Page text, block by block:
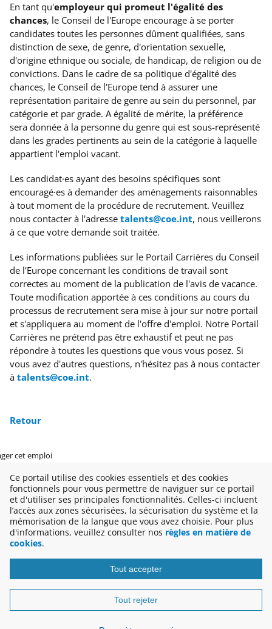
Ce portail utilise des cookies essentiels et des cookies
fonctionnels pour vous permettre de naviguer sur ce portail
et d'utiliser ses principales fonctionnalités. Celles-ci incluent
l’accès aux zones sécurisées, la sécurisation du système et la
mémorisation de la langue que vous avez choisie. Pour plus
d'informations, veuillez consulter nos règles en matière de
cookies.
Tout accepter
Tout rejeter
En tant qu'employeur qui promeut l'égalité des
chances, le Conseil de l'Europe encourage à se porter
candidates toutes les personnes dûment qualifiées, sans
distinction de sexe, de genre, d'orientation sexuelle,
d'origine ethnique ou sociale, de handicap, de religion ou de
convictions. Dans le cadre de sa politique d'égalité des
chances, le Conseil de l'Europe tend à assurer une
représentation paritaire de genre au sein du personnel, par
catégorie et par grade. A égalité de mérite, la préférence
sera donnée à la personne du genre qui est sous-représenté
dans les grades pertinents au sein de la catégorie à laquelle
appartient l'emploi vacant.
Les candidat·es ayant des besoins spécifiques sont
encouragé·es à demander des aménagements raisonnables
à tout moment de la procédure de recrutement. Veuillez
nous contacter à l'adresse talents@coe.int, nous veillerons
à ce que votre demande soit traitée.
Les informations publiées sur le Portail Carrières du Conseil
de l'Europe concernant les conditions de travail sont
correctes au moment de la publication de l'avis de vacance.
Toute modification apportée à ces conditions au cours du
processus de recrutement sera mise à jour sur notre portail
et s'appliquera au moment de l'offre d'emploi. Notre Portail
Carrières ne prétend pas être exhaustif et peut ne pas
répondre à toutes les questions que vous vous posez. Si
vous avez d'autres questions, n'hésitez pas à nous contacter
à talents@coe.int.
Retour
Postuler
cet emploi
Copyright © 2026